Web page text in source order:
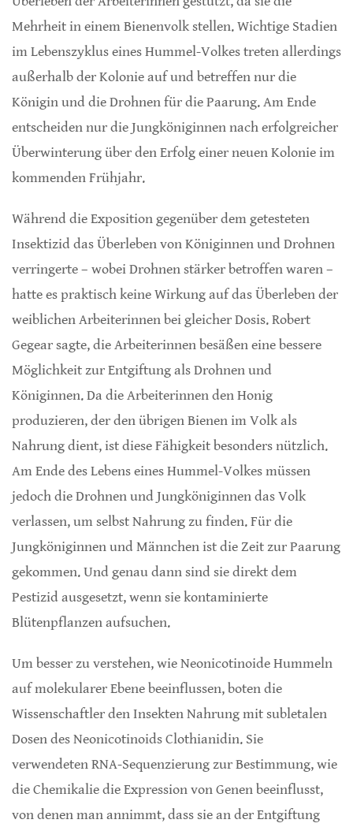
Mehrheit in einem Bienenvolk stellen. Wichtige Stadien
im Lebenszyklus eines Hummel-Volkes treten allerdings
außerhalb der Kolonie auf und betreffen nur die
Königin und die Drohnen für die Paarung. Am Ende
entscheiden nur die Jungköniginnen nach erfolgreicher
Überwinterung über den Erfolg einer neuen Kolonie im
kommenden Frühjahr.
Während die Exposition gegenüber dem getesteten
Insektizid das Überleben von Königinnen und Drohnen
verringerte – wobei Drohnen stärker betroffen waren –
hatte es praktisch keine Wirkung auf das Überleben der
weiblichen Arbeiterinnen bei gleicher Dosis. Robert
Gegear sagte, die Arbeiterinnen besäßen eine bessere
Möglichkeit zur Entgiftung als Drohnen und
Königinnen. Da die Arbeiterinnen den Honig
produzieren, der den übrigen Bienen im Volk als
Nahrung dient, ist diese Fähigkeit besonders nützlich.
Am Ende des Lebens eines Hummel-Volkes müssen
jedoch die Drohnen und Jungköniginnen das Volk
verlassen, um selbst Nahrung zu finden. Für die
Jungköniginnen und Männchen ist die Zeit zur Paarung
gekommen. Und genau dann sind sie direkt dem
Pestizid ausgesetzt, wenn sie kontaminierte
Blütenpflanzen aufsuchen.
Um besser zu verstehen, wie Neonicotinoide Hummeln
auf molekularer Ebene beeinflussen, boten die
Wissenschaftler den Insekten Nahrung mit subletalen
Dosen des Neonicotinoids Clothianidin. Sie
verwendeten RNA-Sequenzierung zur Bestimmung, wie
die Chemikalie die Expression von Genen beeinflusst,
von denen man annimmt, dass sie an der Entgiftung